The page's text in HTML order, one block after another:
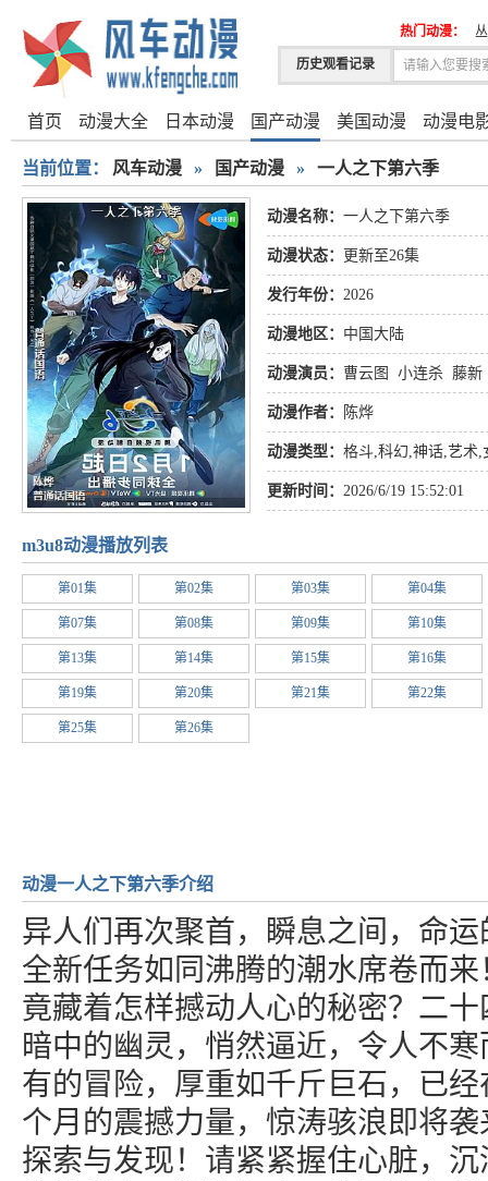
历史观看记录
热门动漫：
首页 动漫大全 日本动漫 国产动漫 美国动漫 动漫电
当前位置： 风车动漫 » 国产动漫 » 一人之下第六季
动漫名称： 一人之下第六季
动漫状态： 更新至26集
发行年份： 2026
动漫地区： 中国大陆
动漫演员： 曹云图 小连杀 藤新
动漫作者： 陈烨
动漫类型： 格斗,科幻,神话,艺术,
更新时间： 2026/6/19 15:52:01
m3u8动漫播放列表
第01集 第02集 第03集 第04集
第07集 第08集 第09集 第10集
第13集 第14集 第15集 第16集
第19集 第20集 第21集 第22集
第25集 第26集
动漫一人之下第六季介绍
异人们再次聚首，瞬息之间，命
全新任务如同沸腾的潮水席卷而
竟藏着怎样撼动人心的秘密？二
暗中的幽灵，悄然逼近，令人不
有的冒险，厚重如千斤巨石，已
个月的震撼力量，惊涛骇浪即将
探索与发现！请紧紧握住心脏，